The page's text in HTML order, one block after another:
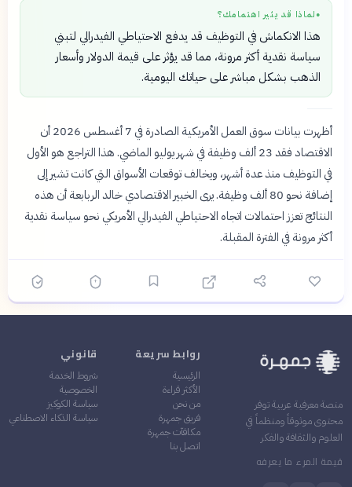
● لماذا قد يثير اهتمامك؟
هذا الانكماش في التوظيف قد يدفع الاحتياطي الفيدرالي لتبني
سياسة نقدية أكثر مرونة، مما قد يؤثر على قيمة الدولار وأسعار
الذهب بشكل مباشر على حياتك اليومية.
أظهرت بيانات سوق العمل الأمريكية الصادرة في 7 أغسطس 2026 أن
الاقتصاد فقد 23 ألف وظيفة في شهر يوليو الماضي. هذا التراجع هو الأول
في التوظيف منذ عدة أشهر، ويخالف توقعات الأسواق التي كانت تشير إلى
إضافة نحو 80 ألف وظيفة. يرى الخبير الاقتصادي خالد الربابعة أن هذه
النتائج تعزز احتمالات اتجاه الاحتياطي الفيدرالي الأمريكي نحو سياسة نقدية
أكثر مرونة في الفترة المقبلة.
منصة معرفية عربية توفر
محتوى موثوقاً ومنظماً في
العلوم والثقافة والفكر
قيمة المرء ما يعرفه
روابط سريعة
الرئيسية
الأكثر قراءة
من نحن
فريق جمهرة
مكافآت جمهرة
اتصل بنا
قانوني
شروط الخدمة
الخصوصية
سياسة الكوكيز
سياسة الذكاء الاصطناعي